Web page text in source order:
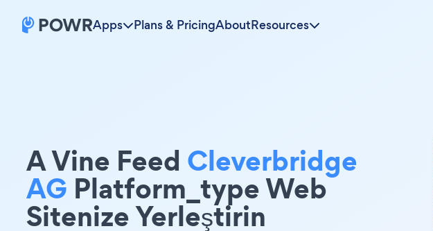
Apps Plans & PricingAboutResources
A Vine Feed Cleverbridge
AG Platform_type Web
Sitenize Yerleştirin